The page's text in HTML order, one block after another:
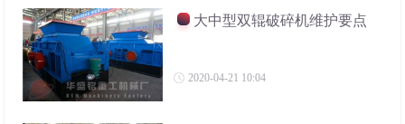
大中型双辊破碎机维护要点
2020-04-21 10:04